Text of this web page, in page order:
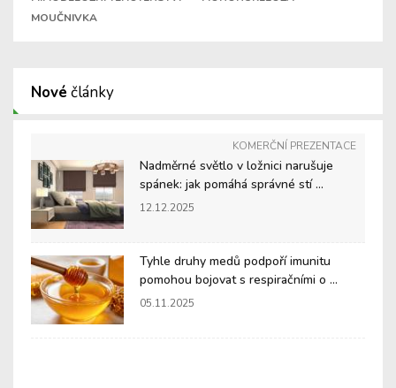
MOUČNIVKA
Nové články
KOMERČNÍ PREZENTACE
Nadměrné světlo v ložnici narušuje
spánek: jak pomáhá správné stí ...
12.12.2025
Tyhle druhy medů podpoří imunitu
pomohou bojovat s respiračními o ...
05.11.2025